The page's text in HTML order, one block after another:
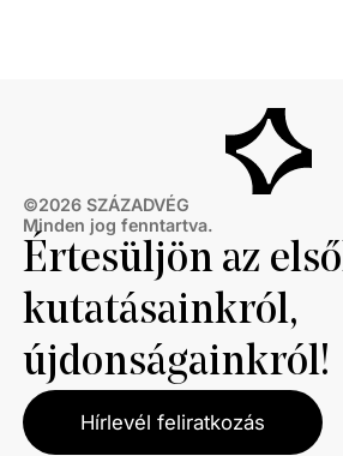
©2026 SZÁZADVÉG
Minden jog fenntartva.
Értesüljön az
kutatásainkról,
újdonságainkról!
Hírlevél feliratkozás